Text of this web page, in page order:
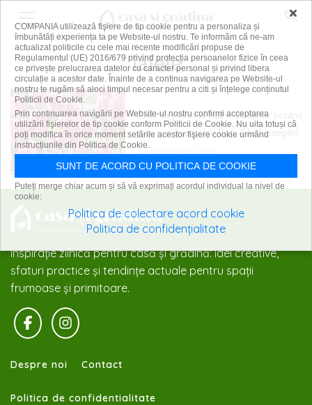
lalele
Cum să plantezi bulbii de lalele pentru
cele mai frumoase flori. Ghid complet
28 februarie 2025
Inspirație zilnică pentru casă și grădină: idei creative,
sfaturi practice și tendințe actuale pentru spații
frumoase și primitoare.
Despre noi Contact
Politica de confidentialitate
×
COMPANIA utilizează fişiere de tip cookie pentru a personaliza și
îmbunătăți experiența ta pe Website-ul nostru. Te informăm că ne-am
actualizat politicile cu cele mai recente modificări propuse de
Regulamentul (UE) 2016/679 privind protecția persoanelor fizice în ceea
ce privește prelucrarea datelor cu caracter personal și privind libera
circulație a acestor date. Înainte de a continua navigarea pe Website-ul
nostru te rugăm să aloci timpul necesar pentru a citi și înțelege conținutul
Politicii de Cookie.
Prin continuarea navigării pe Website-ul nostru confirmi acceptarea
utilizării fişierelor de tip cookie conform Politicii de Cookie. Nu uita totuși că
poți modifica în orice moment setările acestor fişiere cookie urmând
instrucțiunile din Politica de Cookie.
SUNT DE ACORD CU POLITICA DE COOKIE
Puteți merge chiar acum și să vă exprimați acordul individual la nivel de
cookie:
Politica de colectare acord cookie
Politica de confidențialitate